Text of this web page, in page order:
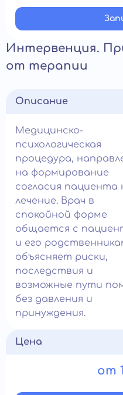
Интервенция.
от терапии
Описание
Медицинско-
психологическая
процедура,
на формирование
согласия пациента
лечение. Врач в
спокойной форме
общается с
и его
объясняет риски,
последствия и
возможные пути
без давления и
принуждения.
Цена
от